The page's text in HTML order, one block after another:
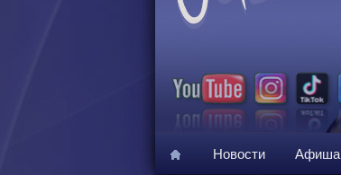
Новости Афиша